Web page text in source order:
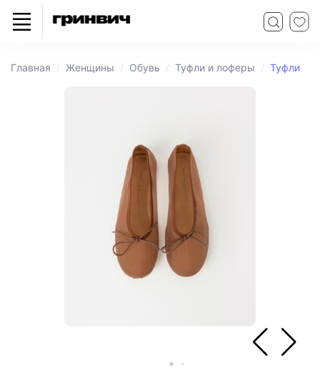
Главная Женщины Обувь Туфли и лоферы Туфли